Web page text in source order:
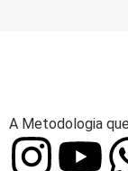
A Metodologia